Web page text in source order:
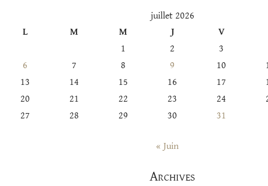
juillet 2026
L
M M J
V
1
2
3
6
7 8 9 10
13
14 15 16 17
20
21 22 23 24
27
28 29 30 31
« Juin
Archives